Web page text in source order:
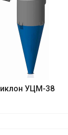
УЦМ-38